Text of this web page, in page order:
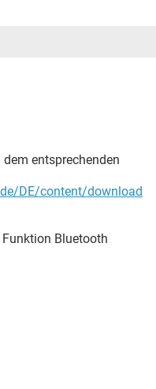
entsprechenden
DE/content/download
Bluetooth